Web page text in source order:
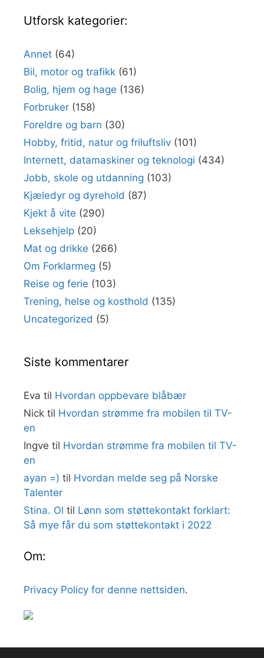
Utforsk kategorier:
Annet (64)
Bil, motor og trafikk (61)
Bolig, hjem og hage (136)
Forbruker (158)
Foreldre og barn (30)
Hobby, fritid, natur og friluftsliv (101)
Internett, datamaskiner og teknologi (434)
Jobb, skole og utdanning (103)
Kjæledyr og dyrehold (87)
Kjekt å vite (290)
Leksehjelp (20)
Mat og drikke (266)
Om Forklarmeg (5)
Reise og ferie (103)
Trening, helse og kosthold (135)
Uncategorized (5)
Siste kommentarer
Eva til Hvordan oppbevare blåbær
Nick til Hvordan strømme fra mobilen til TV-
en
Ingve til Hvordan strømme fra mobilen til TV-
en
ayan =) til Hvordan melde seg på Norske
Talenter
Stina. Ol til Lønn som støttekontakt forklart:
Så mye får du som støttekontakt i 2022
Om:
Privacy Policy for denne nettsiden.